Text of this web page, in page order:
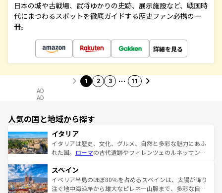
日本の城や古戦場、武将ゆかりの史跡、展示施設など、戦国時
代にまつわるスポットを徹底ガイドする歴史ファン必携の一
冊。
詳細を見る
1 2 3 … 11
AD
AD
人気の国と地域から探す
イタリア
イタリアは歴史、文化、グルメ、自然と多彩な魅力にあふ
れた国。 ローマの古代遺跡やフィレンツェのルネッサンス
ろん、トスカーナの美しい田園風景やアマルフィ海岸の絶
景など、自然景観も見逃せない。観光の合間には、本場の
ピザやパスタなど、絶品のイタリア料理を堪能することも
スペイン
イベリア半島のほぼ80％を占めるスペインは、太陽が降り
注ぐ地中海沿岸から雄大なピレネー山脈まで、多彩な自然